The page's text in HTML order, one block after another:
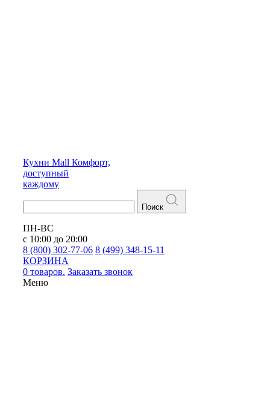
Кухни Mall Комфорт,
доступный
каждому
Поиск
ПН-ВС
с 10:00 до 20:00
8 (800) 302-77-06 8 (499) 348-15-11
КОРЗИНА
0 товаров. Заказать звонок
Меню